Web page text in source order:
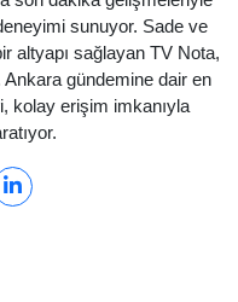
sunuyor. Sade ve
altyapı sağlayan TV Nota,
gündemine dair en
kolay erişim imkanıyla